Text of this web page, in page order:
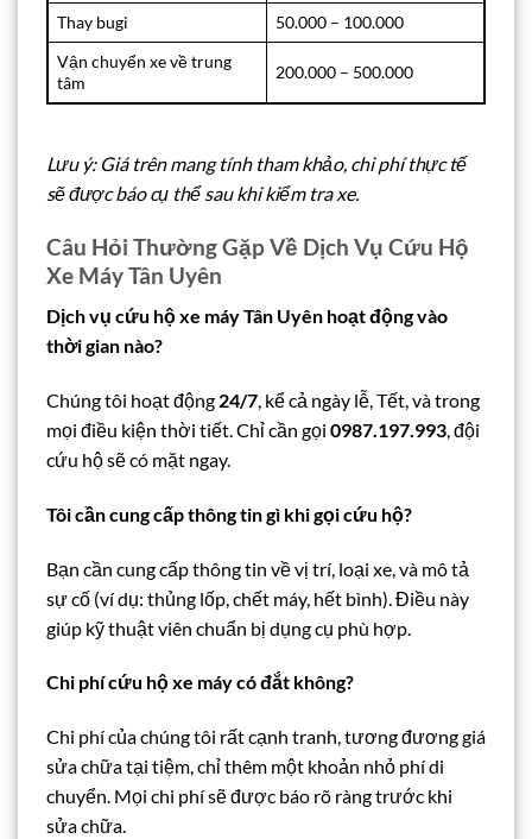
Thay bugi
50.000 – 100.000
Vận chuyển xe về trung
tâm
200.000 – 500.000
Lưu ý: Giá trên mang tính tham khảo, chi phí thực tế
sẽ được báo cụ thể sau khi kiểm tra xe.
Câu Hỏi Thường Gặp Về Dịch Vụ Cứu Hộ
Xe Máy Tân Uyên
Dịch vụ cứu hộ xe máy Tân Uyên hoạt động vào
thời gian nào?
Chúng tôi hoạt động 24/7, kể cả ngày lễ, Tết, và trong
mọi điều kiện thời tiết. Chỉ cần gọi 0987.197.993, đội
cứu hộ sẽ có mặt ngay.
Tôi cần cung cấp thông tin gì khi gọi cứu hộ?
Bạn cần cung cấp thông tin về vị trí, loại xe, và mô tả
sự cố (ví dụ: thủng lốp, chết máy, hết bình). Điều này
giúp kỹ thuật viên chuẩn bị dụng cụ phù hợp.
Chi phí cứu hộ xe máy có đắt không?
Chi phí của chúng tôi rất cạnh tranh, tương đương giá
sửa chữa tại tiệm, chỉ thêm một khoản nhỏ phí di
chuyển. Mọi chi phí sẽ được báo rõ ràng trước khi
sửa chữa.